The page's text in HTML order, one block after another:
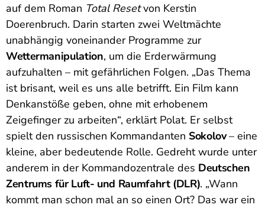
auf dem Roman Total Resetvon Kerstin
Doerenbruch. Darin starten zwei Weltmächte
unabhängig voneinander Programme zur
Wettermanipulation, um die Erderwärmung
aufzuhalten – mit gefährlichen Folgen. „Das Thema
ist brisant, weil es uns alle betrifft. Ein Film kann
Denkanstöße geben, ohne mit erhobenem
Zeigefinger zu arbeiten“, erklärt Polat. Er selbst
spielt den russischen Kommandanten Sokolov– eine
kleine, aber bedeutende Rolle. Gedreht wurde unter
anderem in der Kommandozentrale des Deutschen
Zentrums für Luft- und Raumfahrt (DLR). „Wann
kommt man schon mal an so einen Ort? Das war ein